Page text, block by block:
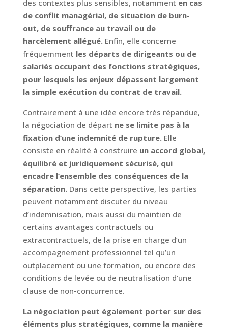
des contextes plus sensibles, notamment en cas
de conflit managérial, de situation de burn-
out, de souffrance au travail ou de
harcèlement allégué.Enfin, elle concerne
fréquemment les départs de dirigeants ou de
salariés occupant des fonctions stratégiques,
pour lesquels les enjeux dépassent largement
la simple exécution du contrat de travail.
Contrairement à une idée encore très répandue,
la négociation de départ ne se limite pas à la
fixation d’une indemnité de rupture.Elle
consiste en réalité à construire un accord global,
équilibré et juridiquement sécurisé, qui
encadre l’ensemble des conséquences de la
séparation.Dans cette perspective, les parties
peuvent notamment discuter du niveau
d’indemnisation, mais aussi du maintien de
certains avantages contractuels ou
extracontractuels, de la prise en charge d’un
accompagnement professionnel tel qu’un
outplacement ou une formation, ou encore des
conditions de levée ou de neutralisation d’une
clause de non-concurrence.
La négociation peut également porter sur des
éléments plus stratégiques, comme la manière